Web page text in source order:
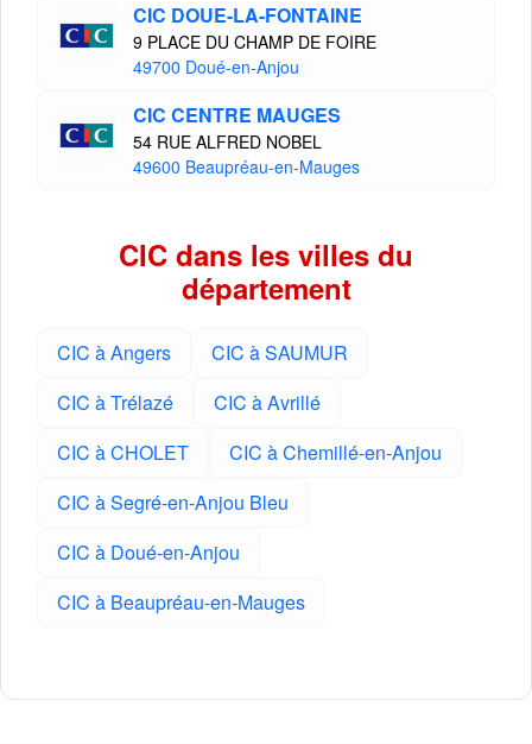
CIC DOUE-LA-FONTAINE
9 PLACE DU CHAMP DE FOIRE
49700 Doué-en-Anjou
CIC CENTRE MAUGES
54 RUE ALFRED NOBEL
49600 Beaupréau-en-Mauges
CIC dans les villes du
département
CIC à Angers
CIC à SAUMUR
CIC à Trélazé
CIC à Avrillé
CIC à CHOLET
CIC à Chemillé-en-Anjou
CIC à Segré-en-Anjou Bleu
CIC à Doué-en-Anjou
CIC à Beaupréau-en-Mauges